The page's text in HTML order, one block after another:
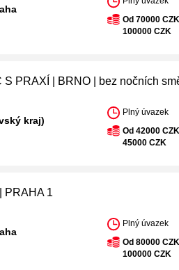
Od 70000
100000 CZK
PRAXÍ | BRNO | bez nočních
kraj)
Plný úvazek
Od 42000
45000 CZK
PRAHA 1
Plný úvazek
Od 80000
100000 CZK